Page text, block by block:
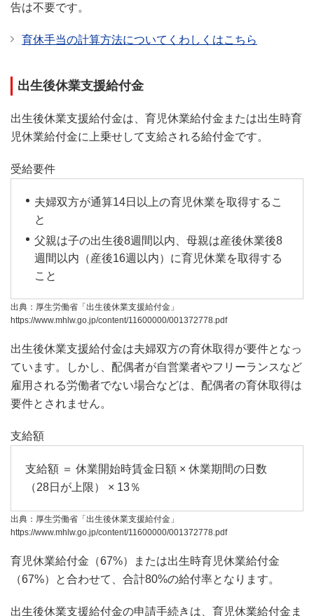
告は不要です。
育休手当の計算方法についてくわしくはこちら
出生後休業支援給付金
出生後休業支援給付金は、育児休業給付金または出生時育
児休業給付金に上乗せして支給される給付金です。
受給要件
夫婦双方が通算14日以上の育児休業を取得するこ
と
父親は子の出生後8週間以内、母親は産後休業後8
週間以内（産後16週以内）に育児休業を取得する
こと
出典：厚生労働省「出生後休業支援給付金」
https://www.mhlw.go.jp/content/11600000/001372778.pdf
出生後休業支援給付金は夫婦双方の育休取得が要件となっ
ています。しかし、配偶者が自営業者やフリーランスなど
雇用される労働者でない場合などは、配偶者の育休取得は
要件とされません。
支給額
支給額 ＝ 休業開始時賃金日額 × 休業期間の日数
（28日が上限） × 13％
出典：厚生労働省「出生後休業支援給付金」
https://www.mhlw.go.jp/content/11600000/001372778.pdf
育児休業給付金（67%）または出生時育児休業給付金
（67%）と合わせて、合計80%の給付率となります。
出生後休業支援給付金の申請手続きは、育児休業給付金ま